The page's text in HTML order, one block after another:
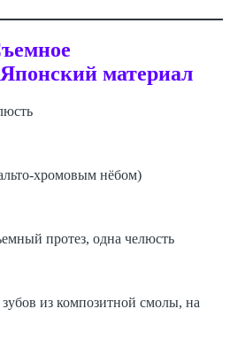
Японский материал
хромовым нёбом)
протез, одна челюсть
из композитной смолы, на